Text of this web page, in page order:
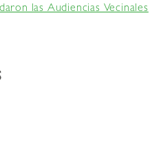
las Audiencias Vecinales